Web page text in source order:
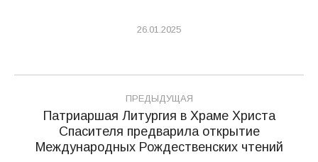
26.01.2025
Навигация
записям
ПРЕДЫДУЩАЯ
Предыдущая
запись:
Патриаршая Литургия в Храме Христа
Спасителя предварила открытие
Международных Рождественских чтений